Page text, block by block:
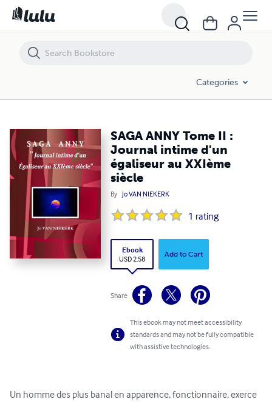
Categories
SAGA ANNY Tome II :
Journal intime d'un
égaliseur au XXIème
siècle
By Jo VAN NIEKERK
1 rating
Ebook
USD 2.58
Add to Cart
Share
This ebook may not meet accessibility
standards and may not be fully compatible
with assistive technologies.
Un homme des plus banal en apparence, fonctionnaire, exerce
SAGA ANNY Tome II : Journal intime d'un égaliseur au XXIème siècle